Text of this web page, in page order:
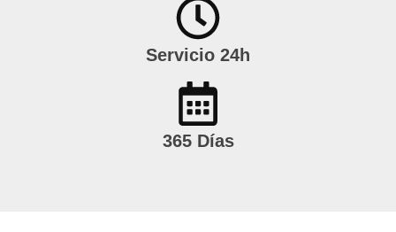
Servicio 24h
365 Días